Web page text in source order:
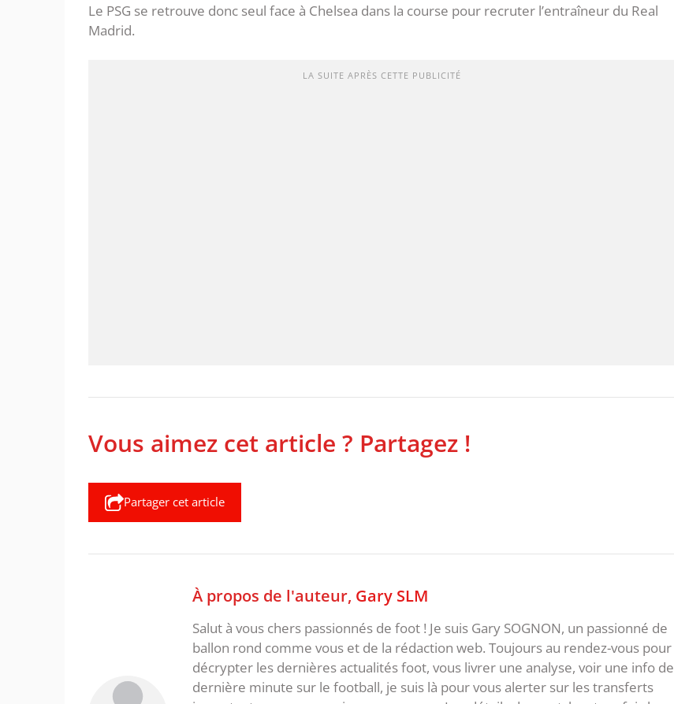
Le PSG se retrouve donc seul face à Chelsea dans la course pour recruter l’entraîneur du Real
Madrid.
LA SUITE APRÈS CETTE PUBLICITÉ
Vous aimez cet article ? Partagez !
Partager cet article
À propos de l'auteur, Gary SLM
Salut à vous chers passionnés de foot ! Je suis Gary SOGNON, un passionné de
ballon rond comme vous et de la rédaction web. Toujours au rendez-vous pour
décrypter les dernières actualités foot, vous livrer une analyse, voir une info de
dernière minute sur le football, je suis là pour vous alerter sur les transferts